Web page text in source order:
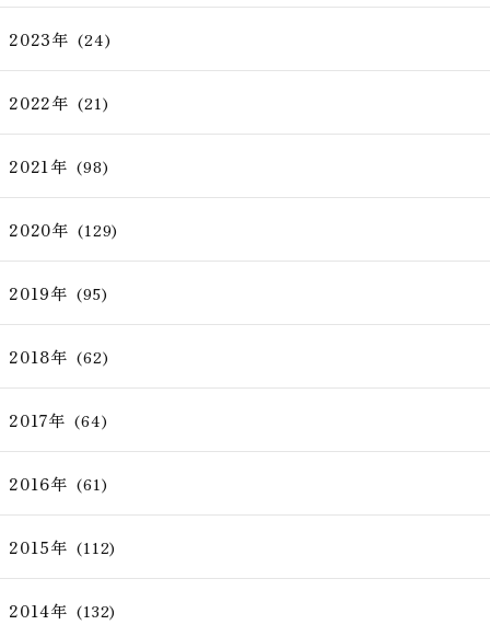
2023年 (24)
2022年 (21)
2021年 (98)
2020年 (129)
2019年 (95)
2018年 (62)
2017年 (64)
2016年 (61)
2015年 (112)
2014年 (132)